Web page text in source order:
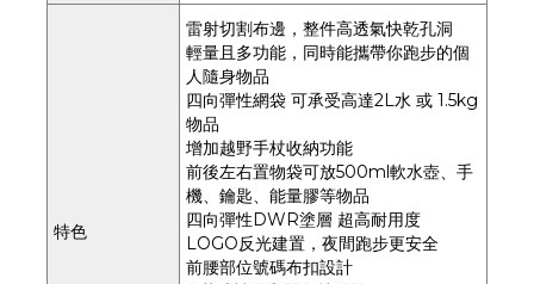
特色
雷射切割布邊，整件高透氣快乾孔洞
輕量且多功能，同時能攜帶你跑步的個
人隨身物品
四向彈性網袋 可承受高達2L水 或 1.5kg
物品
增加越野手杖收納功能
前後左右置物袋可放500ml軟水壺、手
機、鑰匙、能量膠等物品
四向彈性DWR塗層 超高耐用度
LOGO反光建置，夜間跑步更安全
前腰部位號碼布扣設計